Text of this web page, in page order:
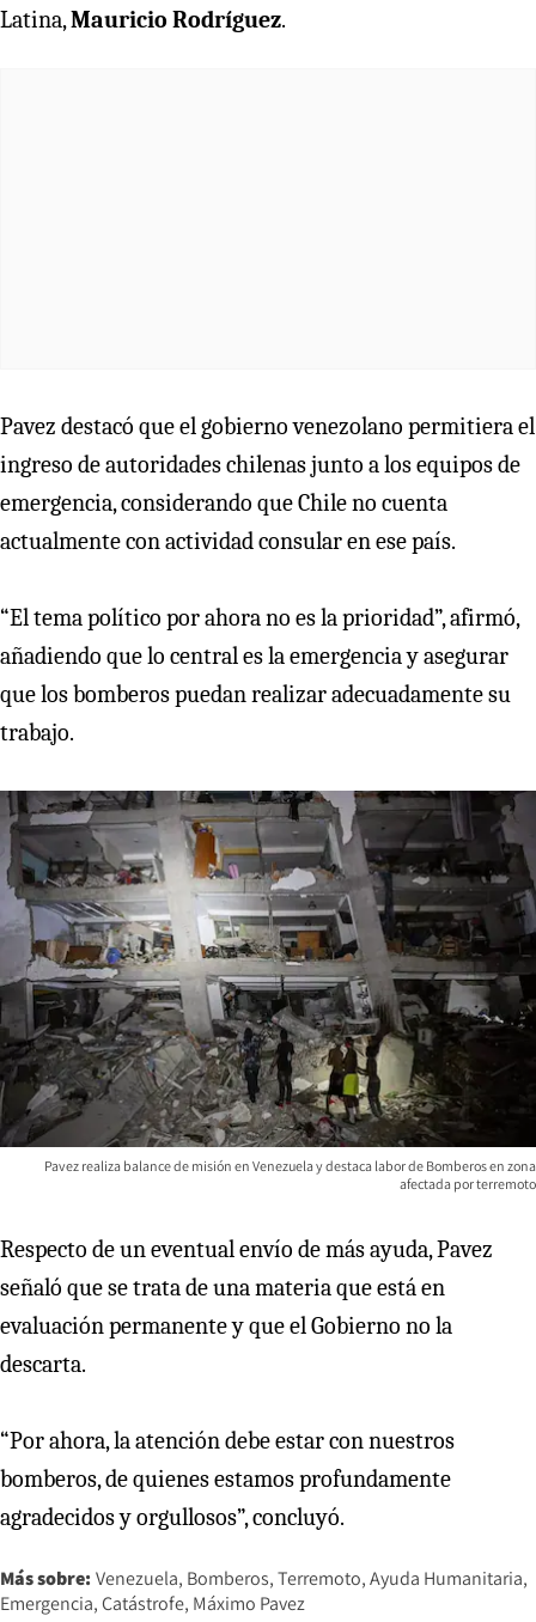
Latina,Mauricio Rodríguez.
Pavez destacó que el gobierno venezolano permitiera el
ingreso de autoridades chilenas junto a los equipos de
emergencia, considerando que Chile no cuenta
actualmente con actividad consular en ese país.
“El tema político por ahora no es la prioridad”, afirmó,
añadiendo que lo central es la emergencia y asegurar
que los bomberos puedan realizar adecuadamente su
trabajo.
Pavez realiza balance de misión en Venezuela y destaca labor de Bomberos en zona
afectada por terremoto
Respecto de un eventual envío de más ayuda, Pavez
señaló que se trata de una materia que está en
evaluación permanente y que el Gobierno no la
descarta.
“Por ahora, la atención debe estar con nuestros
bomberos, de quienes estamos profundamente
agradecidos y orgullosos”, concluyó.
Más sobre: Venezuela Bomberos Terremoto Ayuda Humanitaria
Emergencia Catástrofe Máximo Pavez